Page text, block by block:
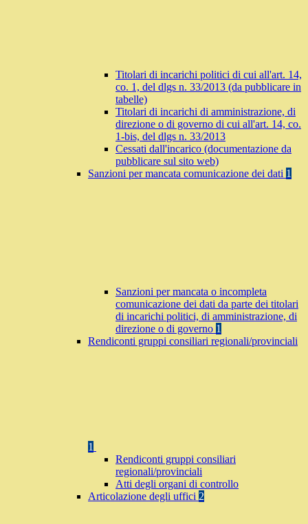
Titolari di incarichi politici di cui all'art. 14,
co. 1, del dlgs n. 33/2013 (da pubblicare in
tabelle)
Titolari di incarichi di amministrazione, di
direzione o di governo di cui all'art. 14, co.
1-bis, del dlgs n. 33/2013
Cessati dall'incarico (documentazione da
pubblicare sul sito web)
Sanzioni per mancata comunicazione dei dati 1
Sanzioni per mancata o incompleta
comunicazione dei dati da parte dei titolari
di incarichi politici, di amministrazione, di
direzione o di governo 1
Rendiconti gruppi consiliari regionali/provinciali
1
Rendiconti gruppi consiliari
regionali/provinciali
Atti degli organi di controllo
Articolazione degli uffici 2